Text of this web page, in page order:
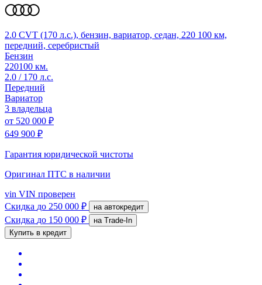
2.0 CVT (170 л.с.), бензин, вариатор, седан, 220 100 км,
передний, серебристый
Бензин
220100 км.
2.0 / 170 л.с.
Передний
Вариатор
3 владельца
от 520 000 ₽
649 900 ₽
Гарантия юридической чистоты
Оригинал ПТС в наличии
vin VIN проверен
Скидка до 250 000 ₽ на автокредит
Скидка до 150 000 ₽
на Trade-In
Купить в кредит